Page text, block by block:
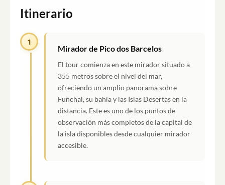
Itinerario
1
Mirador de Pico dos Barcelos
El tour comienza en este mirador situado a
355 metros sobre el nivel del mar,
ofreciendo un amplio panorama sobre
Funchal, su bahía y las Islas Desertas en la
distancia. Este es uno de los puntos de
observación más completos de la capital de
la isla disponibles desde cualquier mirador
accesible.